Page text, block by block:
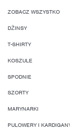
ZOBACZ WSZYSTKO
DŻINSY
T-SHIRTY
KOSZULE
SPODNIE
SZORTY
MARYNARKI
PULOWERY I